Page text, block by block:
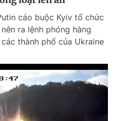
cáo buộc Kyiv tổ chức
ra lệnh phóng hàng
thành phố của Ukraine